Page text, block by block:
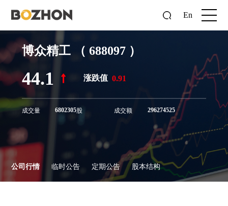
En
博众精工（ 688097）
44.1 涨跌值 0.91
成交量 6802305股 成交额 296274525
公司行情 临时公告 定期公告 股本结构